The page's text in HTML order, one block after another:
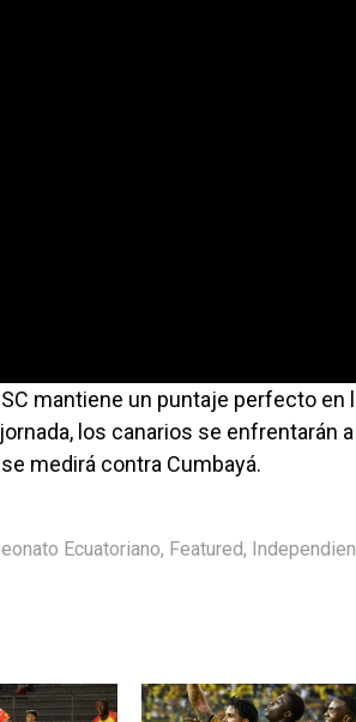
mantiene un puntaje perfecto en
los canarios se enfrentarán
medirá contra Cumbayá.
Ecuatoriano, Featured,